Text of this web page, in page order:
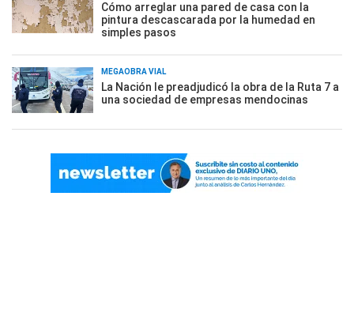
Cómo arreglar una pared de casa con la
pintura descascarada por la humedad en
simples pasos
MEGAOBRA VIAL
La Nación le preadjudicó la obra de la Ruta 7 a
una sociedad de empresas mendocinas